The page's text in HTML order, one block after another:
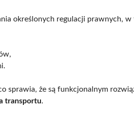
określonych regulacji prawnych, w
sprawia, że są funkcjonalnym
transportu.